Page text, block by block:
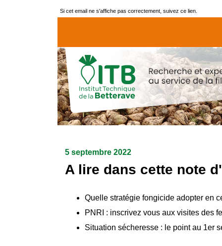
Si cet email ne s'affiche pas correctement, suivez ce lien.
5 septembre 2022
A lire dans cette note
Quelle stratégie fongicide adopter en
PNRI : inscrivez vous aux visites des
Situation sécheresse : le point au 1er